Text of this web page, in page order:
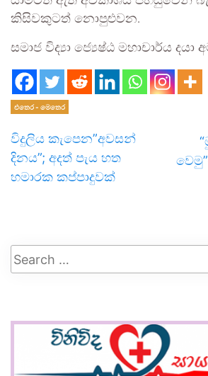
කිසිවකුටත් නොපුළුවන.
සමාජ විද්‍යා ජ්‍යෙෂ්ඨ මහාචාර්ය දයා
එතෙර - මෙතෙර
විදුලිය කැපෙන”අවසන්
දිනය”; අදත් පැය හත
හමාරක කප්පාදුවක්